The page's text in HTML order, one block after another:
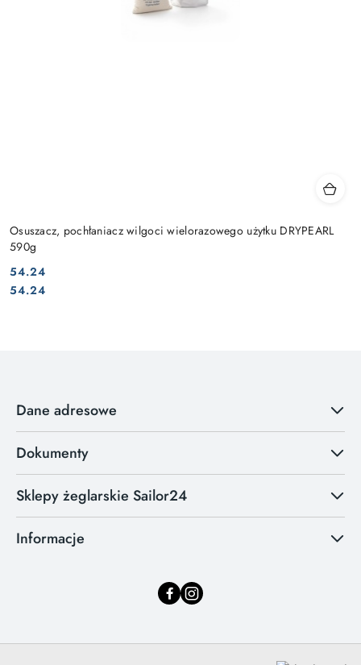
Osuszacz, pochłaniacz wilgoci wielorazowego użytku DRYPEARL
590g
Cena:
54.24
Cena:
54.24
Dane adresowe
Dokumenty
Sklepy żeglarskie Sailor24
Informacje